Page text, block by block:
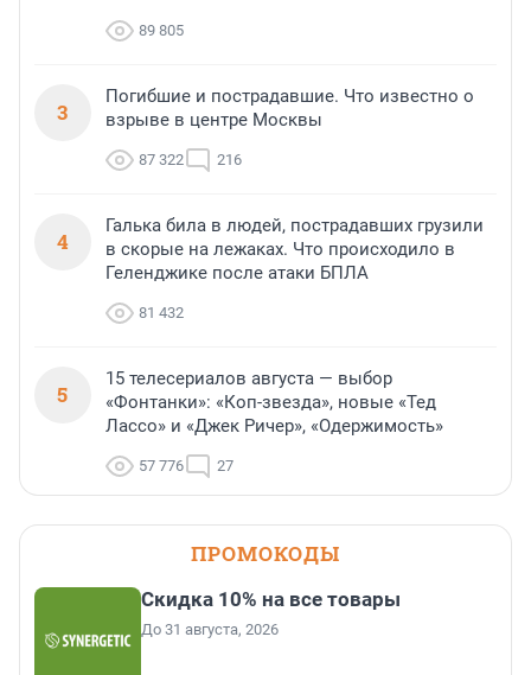
89 805
3
Погибшие и пострадавшие. Что известно о
взрыве в центре Москвы
87 322 216
4
Галька била в людей, пострадавших грузили
в скорые на лежаках. Что происходило в
Геленджике после атаки БПЛА
81 432
5
15 телесериалов августа — выбор
«Фонтанки»: «Коп-звезда», новые «Тед
Лассо» и «Джек Ричер», «Одержимость»
57 776 27
ПРОМОКОДЫ
Скидка 10% на все товары
До 31 августа, 2026